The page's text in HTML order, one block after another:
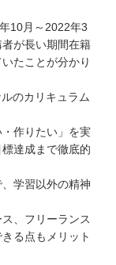
10月～2022年3
が長い期間在籍
たことが分かり
のカリキュラム
作りたい」を実
達成まで徹底的
学習以外の精神
、フリーランス
る点もメリット